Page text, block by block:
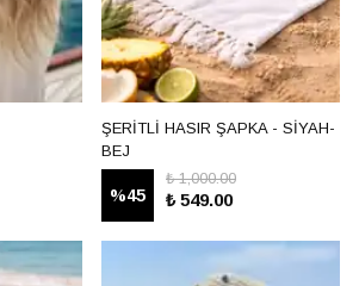
ŞERİTLİ HASIR ŞAPKA - SİYAH-
BEJ
%45
₺ 1,000.00
₺ 549.00